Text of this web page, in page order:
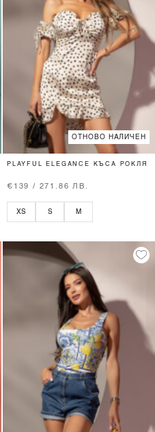
ОТНОВО НАЛИЧЕН
PLAYFUL ELEGANCE КЪСА РОКЛЯ
€139 / 271.86 ЛВ.
XS S M